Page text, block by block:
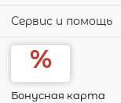
Сервис и помощь
Бонусная карта